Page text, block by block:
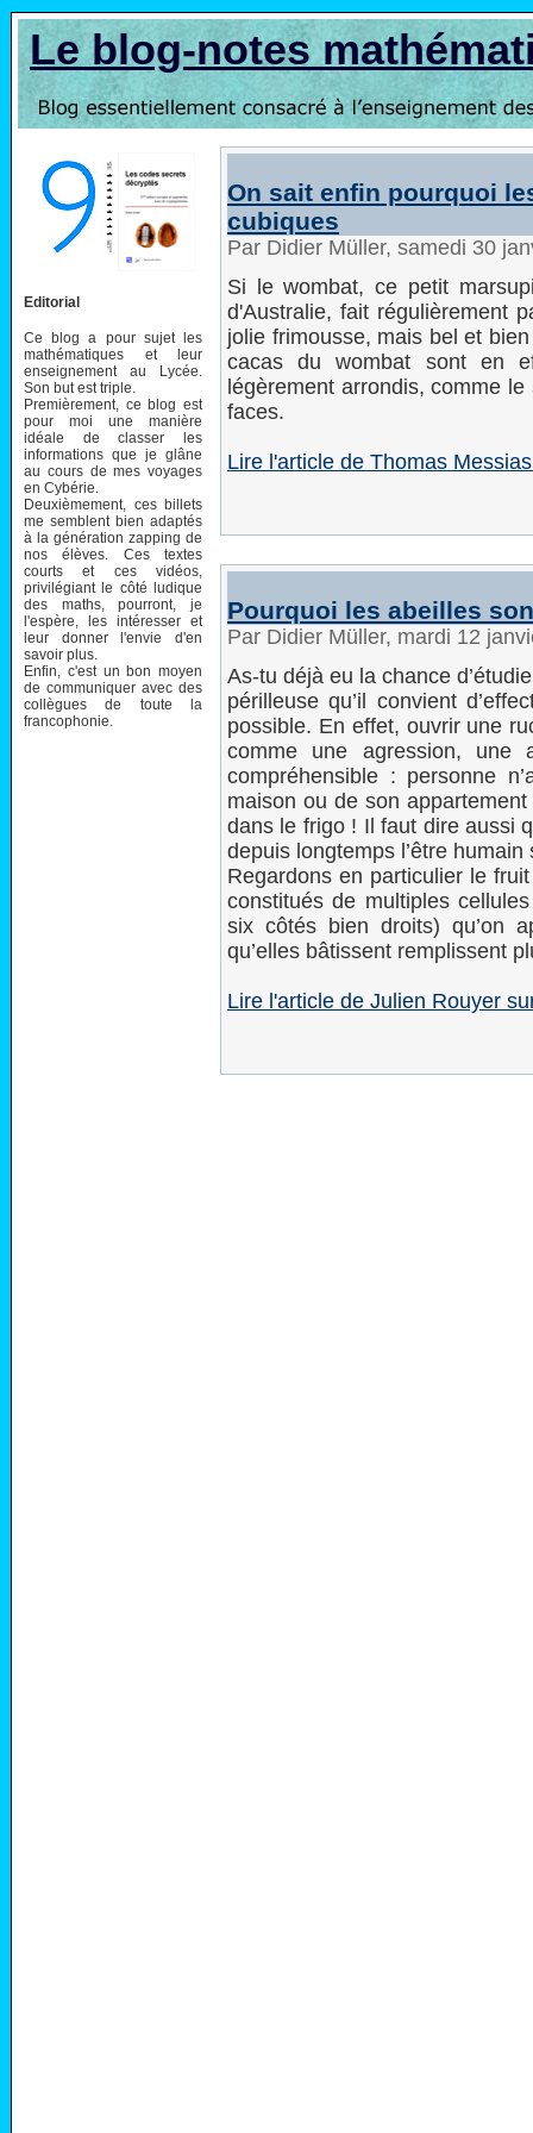
Le blog-notes
Editorial
Ce blog a pour sujet les
mathématiques et leur
enseignement au Lycée.
Son but est triple.
Premièrement, ce blog est
pour moi une manière
idéale de classer les
informations que je glâne
au cours de mes voyages
en Cybérie.
Deuxièmement, ces billets
me semblent bien adaptés
à la génération zapping de
nos élèves. Ces textes
courts et ces vidéos,
privilégiant le côté ludique
des maths, pourront, je
l'espère, les intéresser et
leur donner l'envie d'en
savoir plus.
Enfin, c'est un bon moyen
de communiquer avec des
collègues de toute la
francophonie.
On sait enfin pourquoi
cubiques
Par Didier Müller, samedi 30
Si le wombat, ce petit
d'Australie, fait régulièrement
jolie frimousse, mais bel et
cacas du wombat sont en
légèrement arrondis, comme
faces.
Lire l'article de Thomas
Pourquoi les abeilles
Par Didier Müller, mardi 12
As-tu déjà eu la chance
périlleuse qu’il convient
possible. En effet, ouvrir une
comme une agression, une
compréhensible : personne
maison ou de son
dans le frigo ! Il faut dire aussi
depuis longtemps l’être humain
Regardons en particulier le
constitués de multiples
six côtés bien droits) qu’on
qu’elles bâtissent remplissent
Lire l'article de Julien Rouyer